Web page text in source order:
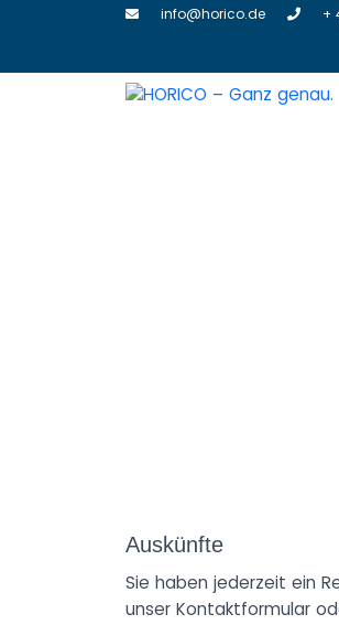
info@horico.de +
Auskünfte
Sie haben jederzeit ein
unser Kontaktformular